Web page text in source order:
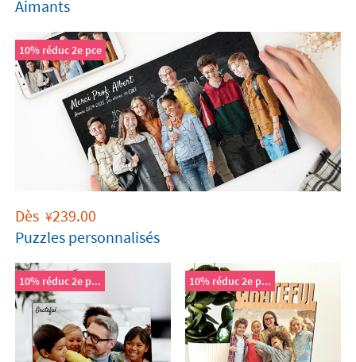
Aimants
10% réduc 2e pce
Dès ¥239.00
Puzzles personnalisés
10% réduc 2e p... 10% réduc 2e p...